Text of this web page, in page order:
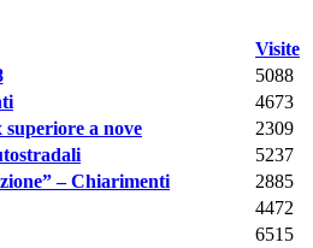
Visite
5088
4673
a nove
2309
5237
– Chiarimenti
2885
4472
6515